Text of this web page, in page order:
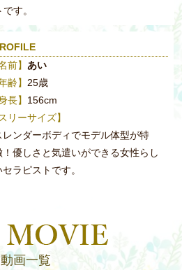
す。
前】 あい
齢】 25歳
長】 156cm
スリーサイズ】
レンダーボディでモデル体型が特
！優しさと気遣いができる女性らし
セラピストです。
動画一覧